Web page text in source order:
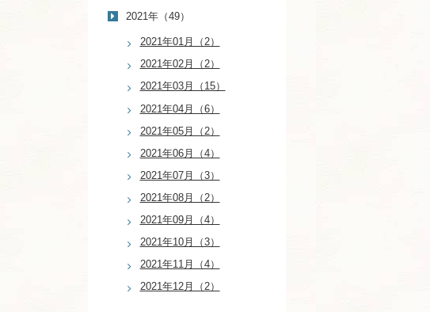
2021年（49）
2021年01月（2）
2021年02月（2）
2021年03月（15）
2021年04月（6）
2021年05月（2）
2021年06月（4）
2021年07月（3）
2021年08月（2）
2021年09月（4）
2021年10月（3）
2021年11月（4）
2021年12月（2）